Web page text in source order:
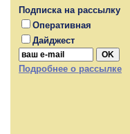
Подписка на рассылку
Оперативная
Дайджест
Подробнее о рассылке